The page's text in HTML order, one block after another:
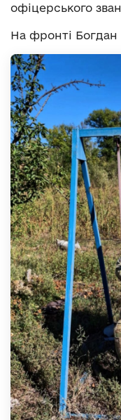
офіцерського
На фронті Богдан